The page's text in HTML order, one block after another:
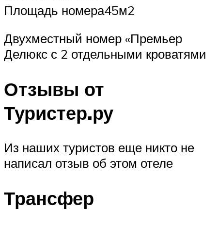
Площадь номера45м2
Двухместный номер «Премьер
Делюкс с 2 отдельными кроватями
Отзывы от
Туристер.ру
Из наших туристов еще никто не
написал отзыв об этом отеле
Трансфер